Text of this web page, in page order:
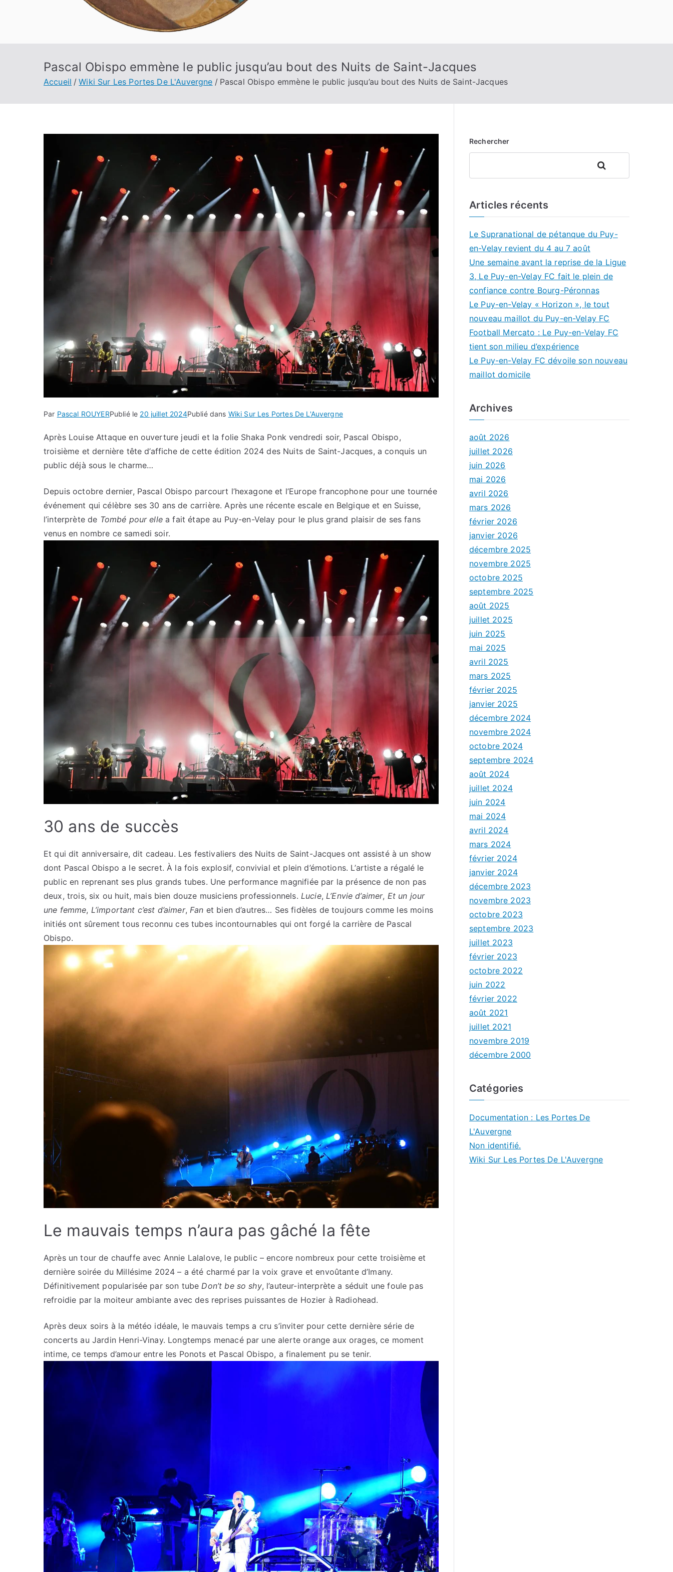
Pascal Obispo emmène le public jusqu’au bout des Nuits de Saint-Jacques
Accueil Wiki Sur Les Portes De L'Auvergne Pascal Obispo emmène le public jusqu’au bout des Nuits de Saint-Jacques
Par Pascal ROUYERPublié le 20 juillet 2024Publié dans Wiki Sur Les Portes De L'Auvergne
Après Louise Attaque en ouverture jeudi et la folie Shaka Ponk vendredi soir, Pascal Obispo,
troisième et dernière tête d’affiche de cette édition 2024 des Nuits de Saint-Jacques, a conquis un
public déjà sous le charme…
Depuis octobre dernier, Pascal Obispo parcourt l’hexagone et l’Europe francophone pour une tournée
événement qui célèbre ses 30 ans de carrière. Après une récente escale en Belgique et en Suisse,
l’interprète de Tombé pour ellea fait étape au Puy-en-Velay pour le plus grand plaisir de ses fans
venus en nombre ce samedi soir.
30 ans de succès
Et qui dit anniversaire, dit cadeau. Les festivaliers des Nuits de Saint-Jacques ont assisté à un show
dont Pascal Obispo a le secret. À la fois explosif, convivial et plein d’émotions. L’artiste a régalé le
public en reprenant ses plus grands tubes. Une performance magnifiée par la présence de non pas
deux, trois, six ou huit, mais bien douze musiciens professionnels. Lucie,L’Envie d’aimer, Et un jour
une femme, L’important c’est d’aimer,Fan et bien d’autres… Ses fidèles de toujours comme les moins
initiés ont sûrement tous reconnu ces tubes incontournables qui ont forgé la carrière de Pascal
Obispo.
Le mauvais temps n’aura pas gâché la fête
Après un tour de chauffe avec Annie Lalalove, le public – encore nombreux pour cette troisième et
dernière soirée du Millésime 2024 – a été charmé par la voix grave et envoûtante d’Imany.
Définitivement popularisée par son tubeDon’t be so shy, l’auteur-interprète a séduit une foule pas
refroidie par la moiteur ambiante avec des reprises puissantes de Hozier à Radiohead.
Après deux soirs à la météo idéale, le mauvais temps a cru s’inviter pour cette dernière série de
concerts au Jardin Henri-Vinay. Longtemps menacé par une alerte orange aux orages, ce moment
intime, ce temps d’amour entre les Ponots et Pascal Obispo, a finalement pu se tenir.
Rechercher
Rechercher
Articles récents
Le Supranational de pétanque du Puy-
en-Velay revient du 4 au 7 août
Une semaine avant la reprise de la Ligue
3, Le Puy-en-Velay FC fait le plein de
confiance contre Bourg-Péronnas
Le Puy-en-Velay « Horizon », le tout
nouveau maillot du Puy-en-Velay FC
Football Mercato : Le Puy-en-Velay FC
tient son milieu d’expérience
Le Puy-en-Velay FC dévoile son nouveau
maillot domicile
Archives
août 2026
juillet 2026
juin 2026
mai 2026
avril 2026
mars 2026
février 2026
janvier 2026
décembre 2025
novembre 2025
octobre 2025
septembre 2025
août 2025
juillet 2025
juin 2025
mai 2025
avril 2025
mars 2025
février 2025
janvier 2025
décembre 2024
novembre 2024
octobre 2024
septembre 2024
août 2024
juillet 2024
juin 2024
mai 2024
avril 2024
mars 2024
février 2024
janvier 2024
décembre 2023
novembre 2023
octobre 2023
septembre 2023
juillet 2023
février 2023
octobre 2022
juin 2022
février 2022
août 2021
juillet 2021
novembre 2019
décembre 2000
Catégories
Documentation : Les Portes De
L'Auvergne
Non identifié.
Wiki Sur Les Portes De L'Auvergne